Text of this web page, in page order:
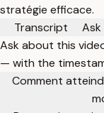
stratégie efficace.
Transcript
Ask
Ask about this
— with the
Comment